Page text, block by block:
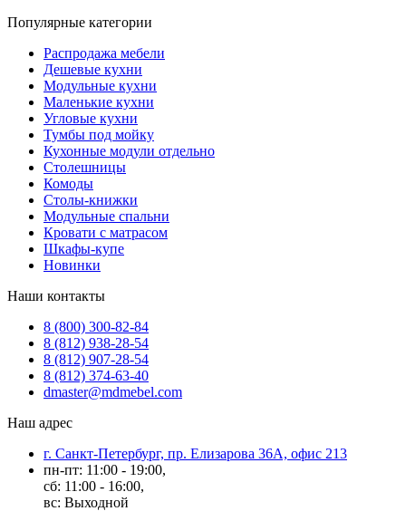
Популярные категории
Распродажа мебели
Дешевые кухни
Модульные кухни
Маленькие кухни
Угловые кухни
Тумбы под мойку
Кухонные модули отдельно
Столешницы
Комоды
Столы-книжки
Модульные спальни
Кровати с матрасом
Шкафы-купе
Новинки
Наши контакты
8 (800) 300-82-84
8 (812) 938-28-54
8 (812) 907-28-54
8 (812) 374-63-40
dmaster@mdmebel.com
Наш адрес
г. Санкт-Петербург, пр. Елизарова 36А, офис 213
пн-пт: 11:00 - 19:00,
сб: 11:00 - 16:00,
вс: Выходной